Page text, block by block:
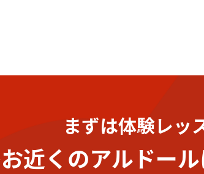
まずは体験レッ
近くのアルドー